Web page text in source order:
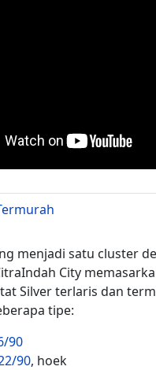
menjadi satu cluster
City
Silver terlaris dan
tipe:
90
90, hoek